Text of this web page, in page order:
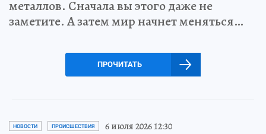
металлов. Сначала вы этого даже не
заметите. А затем мир начнет меняться…
ПРОЧИТАТЬ
НОВОСТИ ПРОИСШЕСТВИЯ 6 июля 2026 12:30